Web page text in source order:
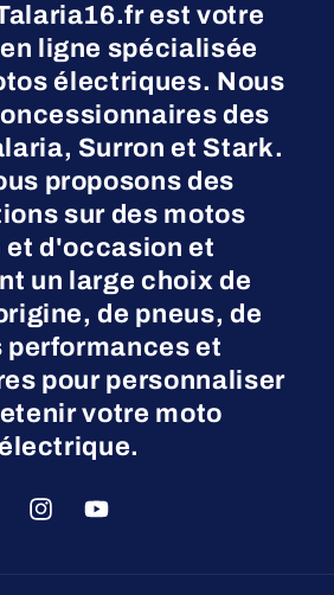
est votre
ligne spécialisée
électriques. Nous
des
Surron et Stark.
proposons des
sur des motos
et d'occasion et
un large choix de
de pneus, de
performances et
pour personnaliser
votre moto
InstagramYouTube